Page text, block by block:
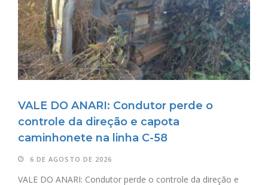
VALE DO ANARI: Condutor perde o
controle da direção e capota
caminhonete na linha C-58
6 DE AGOSTO DE 2026
VALE DO ANARI: Condutor perde o controle da direção e